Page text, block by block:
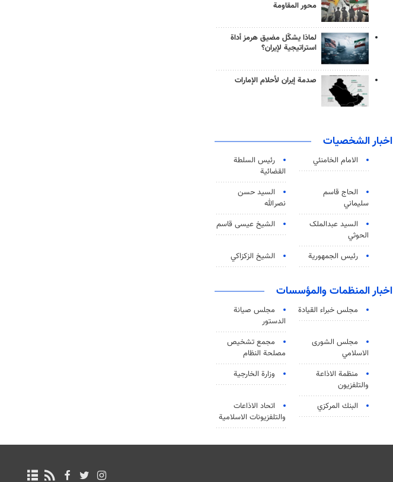
محور المقاومة
لماذا يشكّل مضيق هرمز أداة
استراتيجية لإيران؟
صدمة إيران لأحلام الإمارات
اخبار الشخصيات
الامام الخامنئي
رئیس السلطة
القضائیة
الحاج قاسم
سليماني
السيد حسن
نصرالله
السید عبدالملک
الحوثي
الشيخ عيسى قاسم
رئيس الجمهورية الشيخ الزكزاكي
اخبار المنظمات والمؤسسات
مجلس خبراء القيادة
مجلس صيانة
الدستور
مجلس الشورى
الاسلامي
مجمع تشخيص
مصلحة النظام
منظمة الاذاعة
والتلفزیون
وزارة الخارجية
البنك المركزي
اتحاد الاذاعات
والتلفزيونات الاسلامية